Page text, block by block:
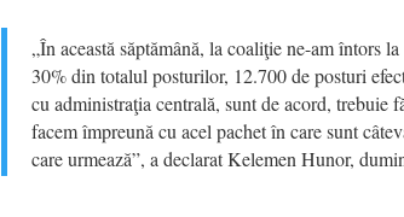
„În această săptămână, la coaliţie ne-am întors
30% din totalul posturilor, 12.700 de posturi
cu administraţia centrală, sunt de acord, trebuie
facem împreună cu acel pachet în care sunt
care urmează”, a declarat Kelemen Hunor,